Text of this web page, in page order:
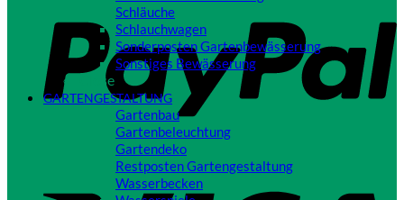
Schläuche
Schlauchwagen
Sonderposten Gartenbewässerung
Sonstiges Bewässerung
Close
GARTENGESTALTUNG
Gartenbau
Gartenbeleuchtung
Gartendeko
Restposten Gartengestaltung
Wasserbecken